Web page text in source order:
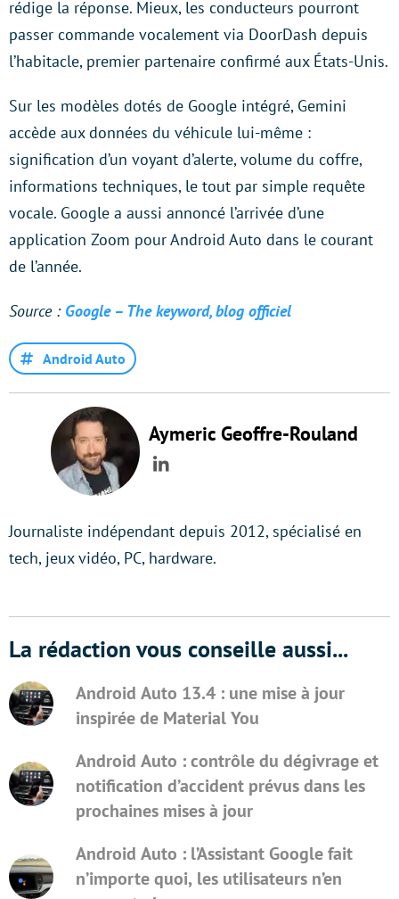
rédige la réponse. Mieux, les conducteurs pourront
passer commande vocalement via DoorDash depuis
l’habitacle, premier partenaire confirmé aux États-Unis.
Sur les modèles dotés de Google intégré, Gemini
accède aux données du véhicule lui-même :
signification d’un voyant d’alerte, volume du coffre,
informations techniques, le tout par simple requête
vocale. Google a aussi annoncé l’arrivée d’une
application Zoom pour Android Auto dans le courant
de l’année.
Source : Google – The keyword, blog officiel
Android Auto
Aymeric Geoffre-Rouland
LinkedIn
Journaliste indépendant depuis 2012, spécialisé en
tech, jeux vidéo, PC, hardware.
La rédaction vous conseille aussi...
Android Auto 13.4 : une mise à jour
inspirée de Material You
Android Auto : contrôle du dégivrage et
notification d’accident prévus dans les
prochaines mises à jour
Android Auto : l’Assistant Google fait
n’importe quoi, les utilisateurs n’en